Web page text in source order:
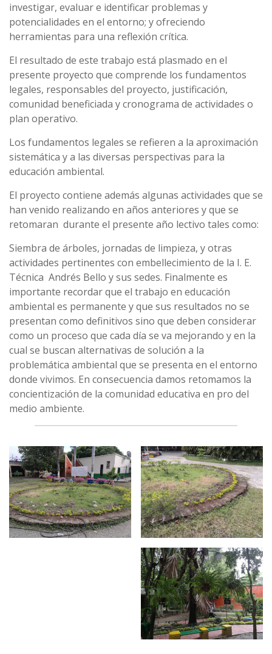
investigar, evaluar e identificar problemas y
potencialidades en el entorno; y ofreciendo
herramientas para una reflexión crítica.
El resultado de este trabajo está plasmado en el
presente proyecto que comprende los fundamentos
legales, responsables del proyecto, justificación,
comunidad beneficiada y cronograma de actividades o
plan operativo.
Los fundamentos legales se refieren a la aproximación
sistemática y a las diversas perspectivas para la
educación ambiental.
El proyecto contiene además algunas actividades que se
han venido realizando en años anteriores y que se
retomaran durante el presente año lectivo tales como:
Siembra de árboles, jornadas de limpieza, y otras
actividades pertinentes con embellecimiento de la I. E.
Técnica Andrés Bello y sus sedes. Finalmente es
importante recordar que el trabajo en educación
ambiental es permanente y que sus resultados no se
presentan como definitivos sino que deben considerar
como un proceso que cada día se va mejorando y en la
cual se buscan alternativas de solución a la
problemática ambiental que se presenta en el entorno
donde vivimos. En consecuencia damos retomamos la
concientización de la comunidad educativa en pro del
medio ambiente.